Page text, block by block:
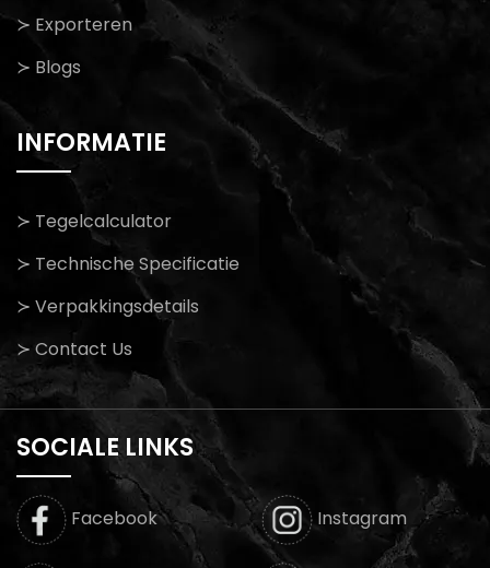
≻ Exporteren
≻ Blogs
INFORMATIE
≻ Tegelcalculator
≻ Technische Specificatie
≻ Verpakkingsdetails
≻ Contact Us
SOCIALE LINKS
Facebook Instagram